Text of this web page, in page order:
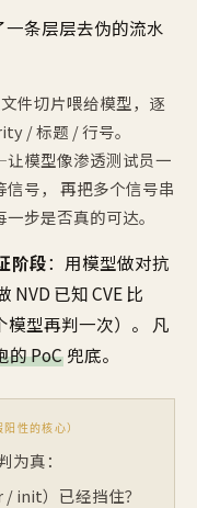
条层层去伪的流水
件切片喂给模型，逐
/ 标题 / 行号。
模型像渗透测试员一
号， 再把多个信号串
步是否真的可达。
阶段：用模型做对抗
NVD 已知 CVE 比
型再判一次）。 凡
的 PoC 兜底。
性的核心）
真：
init）已经挡住？